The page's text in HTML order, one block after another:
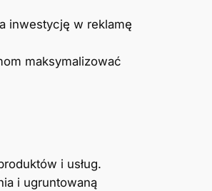
inwestycję w reklamę
maksymalizować
i usług.
i ugruntowaną